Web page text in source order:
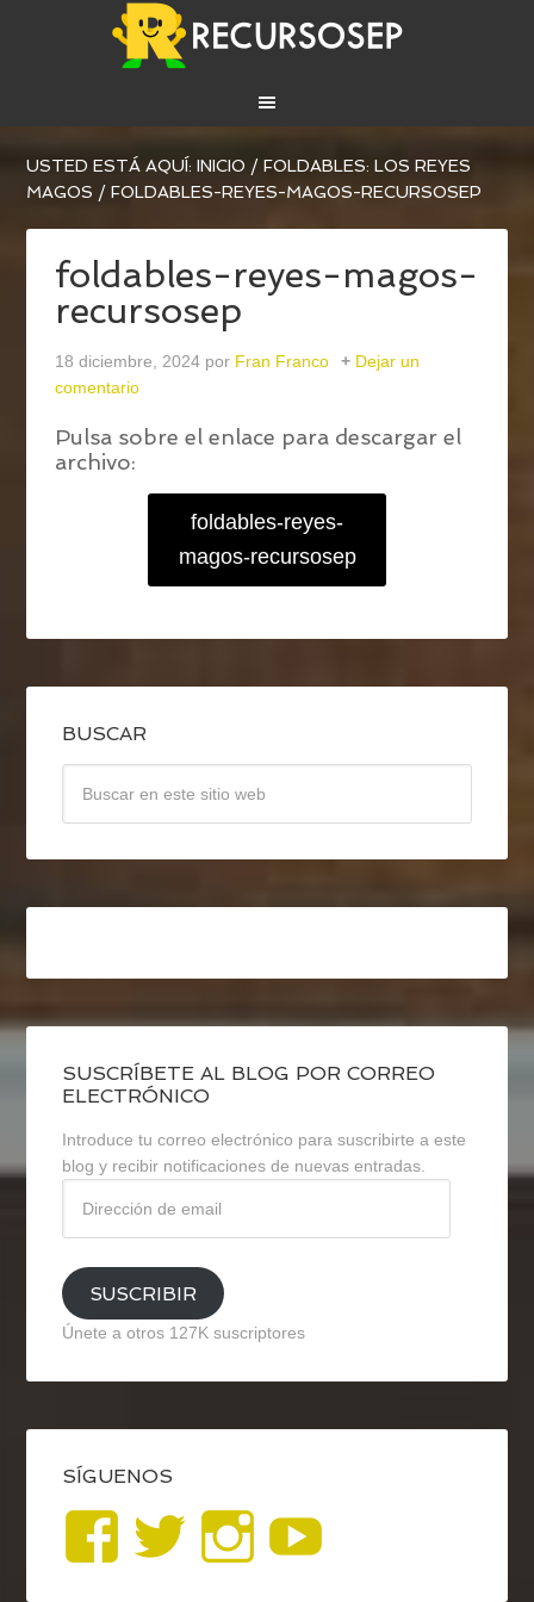
USTED ESTÁ AQUÍ:INICIO / FOLDABLES: LOS REYES
MAGOS / FOLDABLES-REYES-MAGOS-RECURSOSEP
foldables-reyes-magos-
recursosep
18 diciembre, 2024 por Fran Franco
Dejar un
comentario
Pulsa sobre el enlace para descargar el
archivo:
foldables-reyes-
magos-recursosep
BUSCAR
SUSCRÍBETE AL BLOG POR CORREO
ELECTRÓNICO
Introduce tu correo electrónico para suscribirte a este
blog y recibir notificaciones de nuevas entradas.
email
SUSCRIBIR
Únete a otros 127K suscriptores
SÍGUENOS
VerVerVer